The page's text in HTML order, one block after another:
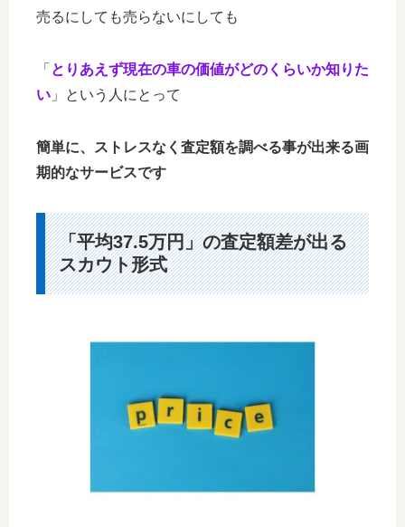
売るにしても売らないにしても
「 とりあえず現在の車の価値がどのくらいか知りた
い 」という人にとって
簡単に、ストレスなく査定額を調べる事が出来る画
期的なサービスです
「平均37.5万円」の査定額差が出る
スカウト形式